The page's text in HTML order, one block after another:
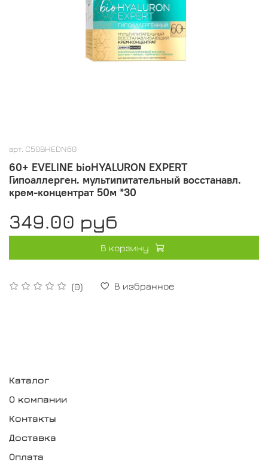
арт. C50BHEDN60
60+ EVELINE bioHYALURON EXPERT
Гипоаллерген. мультипитательный восстанавл.
крем-концентрат 50м *30
(0) В избранное
349.00 руб
В корзину
Каталог
О компании
Контакты
Доставка
Оплата